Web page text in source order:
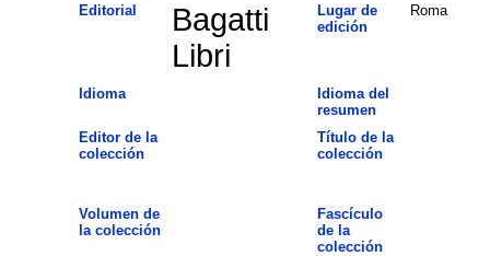
Editorial
Bagatti
Libri
Lugar de
edición
Roma
Idioma
Idioma del
resumen
Editor de la
colección
Título de la
colección
Volumen de
la colección
Fascículo
de la
colección